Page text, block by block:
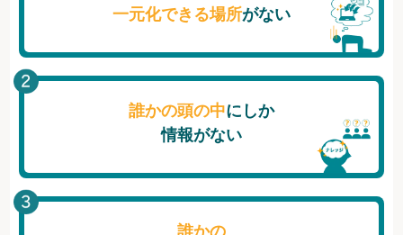
一元化できる場所がない
誰かの頭の中にしか
情報がない
誰かの